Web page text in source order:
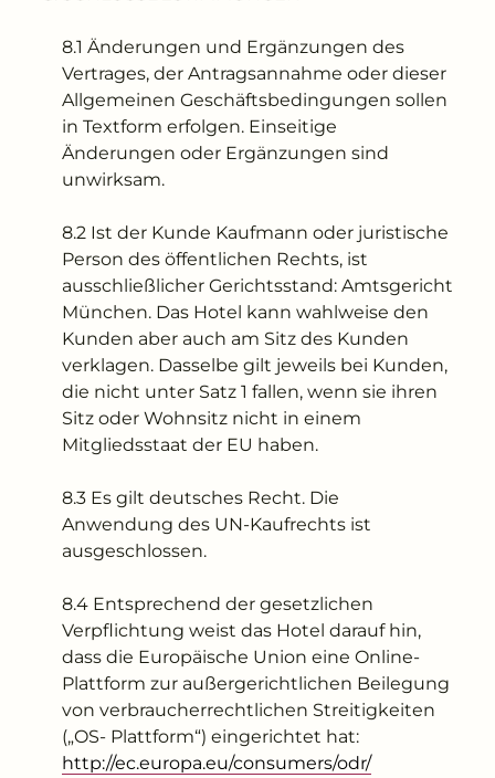
8.1 Änderungen und Ergänzungen des
Vertrages, der Antragsannahme oder dieser
Allgemeinen Geschäftsbedingungen sollen
in Textform erfolgen. Einseitige
Änderungen oder Ergänzungen sind
unwirksam.
8.2 Ist der Kunde Kaufmann oder juristische
Person des öffentlichen Rechts, ist
ausschließlicher Gerichtsstand: Amtsgericht
München. Das Hotel kann wahlweise den
Kunden aber auch am Sitz des Kunden
verklagen. Dasselbe gilt jeweils bei Kunden,
die nicht unter Satz 1 fallen, wenn sie ihren
Sitz oder Wohnsitz nicht in einem
Mitgliedsstaat der EU haben.
8.3 Es gilt deutsches Recht. Die
Anwendung des UN-Kaufrechts ist
ausgeschlossen.
8.4 Entsprechend der gesetzlichen
Verpflichtung weist das Hotel darauf hin,
dass die Europäische Union eine Online-
Plattform zur außergerichtlichen Beilegung
von verbraucherrechtlichen Streitigkeiten
(„OS- Plattform“) eingerichtet hat:
http://ec.europa.eu/consumers/odr/